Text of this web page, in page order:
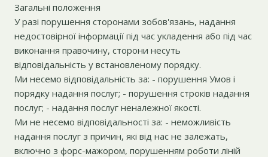
Загальні положення
У разі порушення сторонами зобов'язань, надання
недостовірної інформації під час укладення або під час
виконання правочину, сторони несуть
відповідальність у встановленому порядку.
Ми несемо відповідальність за: - порушення Умов і
порядку надання послуг; - порушення строків надання
послуг; - надання послуг неналежної якості.
Ми не несемо відповідальності за: - неможливість
надання послуг з причин, які від нас не залежать,
включно з форс-мажором, порушенням роботи ліній